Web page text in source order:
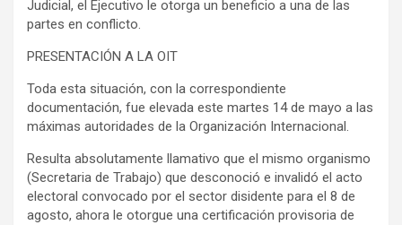
Judicial, el Ejecutivo le otorga un beneficio a una de las
partes en conflicto.
PRESENTACIÓN A LA OIT
Toda esta situación, con la correspondiente
documentación, fue elevada este martes 14 de mayo a las
máximas autoridades de la Organización Internacional.
Resulta absolutamente llamativo que el mismo organismo
(Secretaria de Trabajo) que desconoció e invalidó el acto
electoral convocado por el sector disidente para el 8 de
agosto, ahora le otorgue una certificación provisoria de